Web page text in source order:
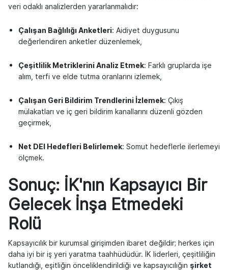
veri odaklı analizlerden yararlanmalıdır:
Çalışan Bağlılığı Anketleri: Aidiyet duygusunu
değerlendiren anketler düzenlemek,
Çeşitlilik Metriklerini Analiz Etmek: Farklı gruplarda işe
alım, terfi ve elde tutma oranlarını izlemek,
Çalışan Geri Bildirim Trendlerini İzlemek: Çıkış
mülakatları ve iç geri bildirim kanallarını düzenli gözden
geçirmek,
Net DEI Hedefleri Belirlemek: Somut hedeflerle ilerlemeyi
ölçmek.
Sonuç: İK'nın Kapsayıcı Bir
Gelecek İnşa Etmedeki
Rolü
Kapsayıcılık bir kurumsal girişimden ibaret değildir; herkes için
daha iyi bir iş yeri yaratma taahhüdüdür. İK liderleri, çeşitliliğin
kutlandığı, eşitliğin önceliklendirildiği ve kapsayıcılığın şirket